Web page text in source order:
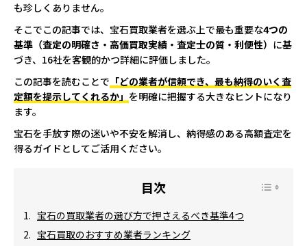
も珍しくありません。
そこでこの記事では、宝石買取業者を選ぶ上で最も重要な4つの
基準（査定の明確さ・高価買取実績・査定士の質・利便性） に基
づき、16社を客観的かつ詳細に評価しました。
この記事を読むことで 「どの業者が信頼でき、最も納得のいく査
定額を提示してくれるか」 を明確に把握する大きなヒントになり
ます。
宝石を手放す際の迷いや不安を解消し、納得感のある高額査定を
得るガイドとしてご活用ください。
宝石の買取業者の選び方で押さえるべき基準4つ
宝石買取のおすすめ業者ランキング